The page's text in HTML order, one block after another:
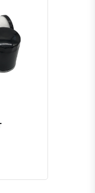
в избранное